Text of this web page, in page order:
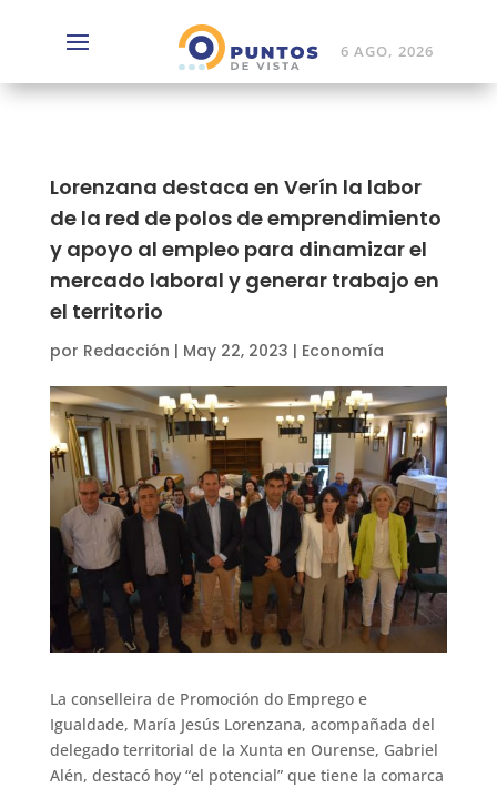
6 AGO, 2026
Lorenzana destaca en Verín la labor
de la red de polos de emprendimiento
y apoyo al empleo para dinamizar el
mercado laboral y generar trabajo en
el territorio
por Redacción | May 22, 2023 | Economía
La conselleira de Promoción do Emprego e
Igualdade, María Jesús Lorenzana, acompañada del
delegado territorial de la Xunta en Ourense, Gabriel
Alén, destacó hoy “el potencial” que tiene la comarca